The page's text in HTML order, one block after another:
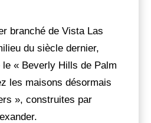
branché de Vista Las
du siècle dernier,
« Beverly Hills de Palm
les maisons désormais
», construites par